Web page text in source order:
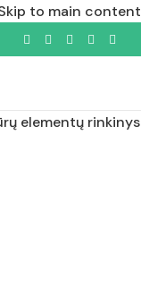
to main content